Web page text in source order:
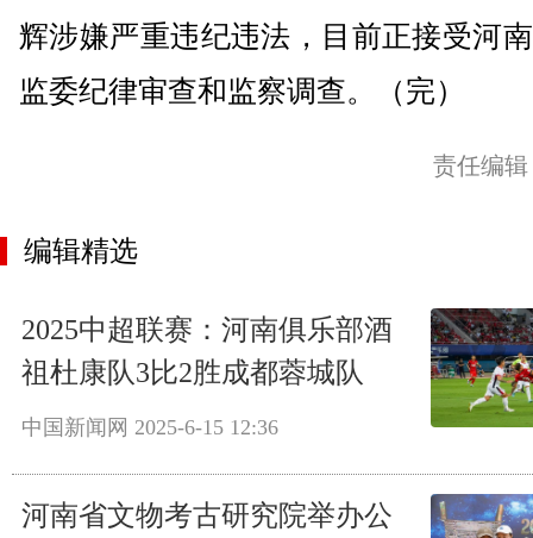
辉涉嫌严重违纪违法，目前正接受河
监委纪律审查和监察调查。（完）
责任编
编辑精选
2025中超联赛：河南俱乐部酒
祖杜康队3比2胜成都蓉城队
中国新闻网 2025-6-15 12:36
河南省文物考古研究院举办公